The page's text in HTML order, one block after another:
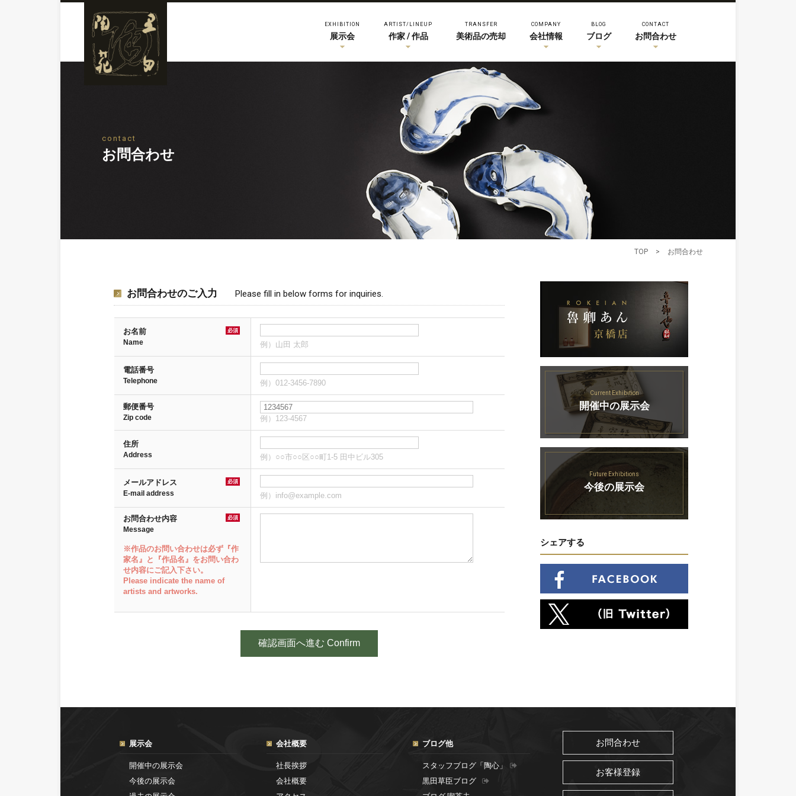
EXHIBITION
展示会
ARTIST/LINEUP
作家 / 作品
TRANSFER
美術品の売却
COMPANY
会社情報
BLOG
ブログ
CONTACT
お問合わせ
contact
お問合わせ
TOP > お問合わせ
お問合わせのご入力 Please fill in below forms for inquiries.
お名前 必須
Name 例）山田 太郎
電話番号
Telephone 例）012-3456-7890
郵便番号
Zip code 例）123-4567
住所
Address 例）○○市○○区○○町1-5 田中ビル305
メールアドレス 必須
E-mail address 例）info@example.com
お問合わせ内容 必須
Message
※作品のお問い合わせは必ず『作
家名』と『作品名』をお問い合わ
せ内容にご記入下さい。
Please indicate the name of
artists and artworks.
Current Exhibition
開催中の展示会
Future Exhibitions
今後の展示会
シェアする
展示会
開催中の展示会
今後の展示会
会社概要
社長挨拶
会社概要
ブログ他
スタッフブログ「陶心」
黒田草臣ブログ
お問合わせ
お客様登録